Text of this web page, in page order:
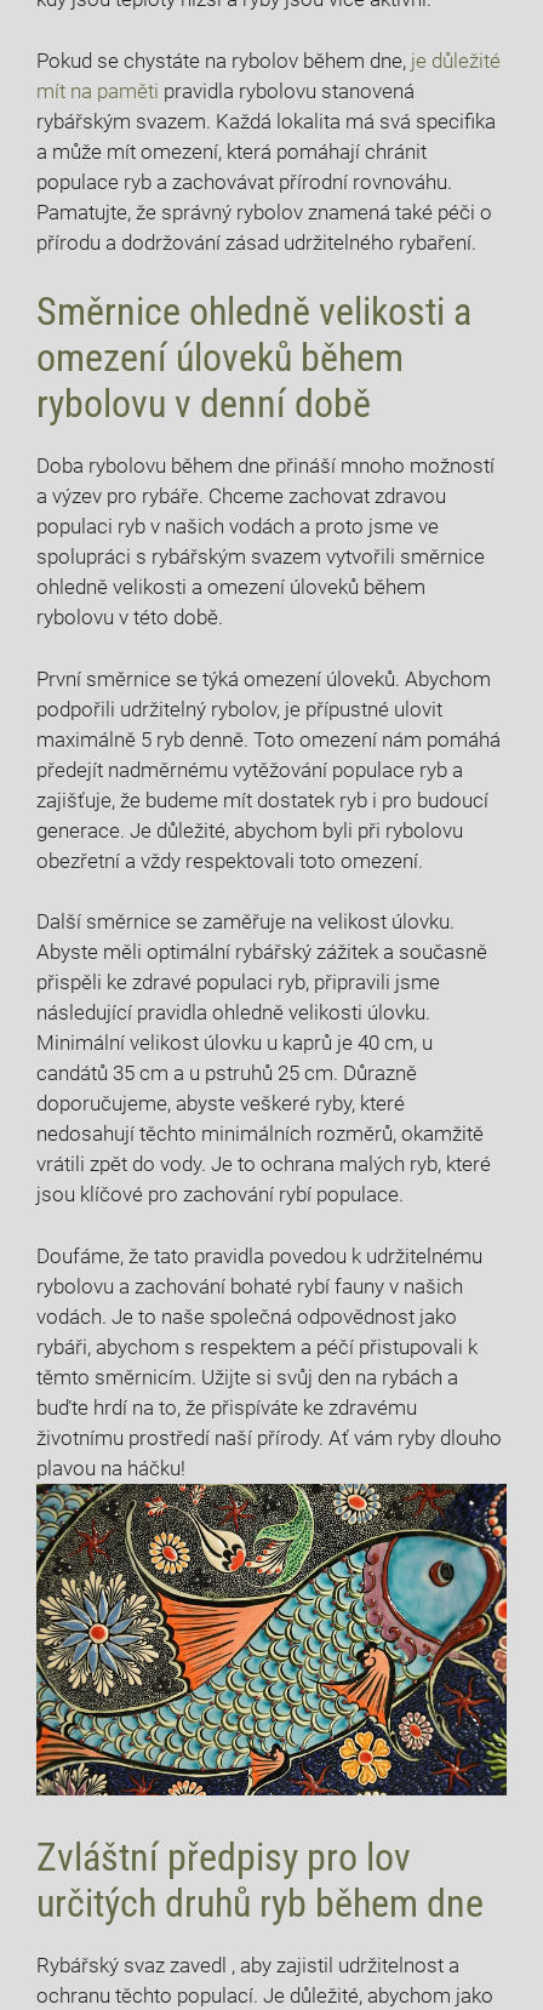
Pokud se chystáte na rybolov během‌ dne,‍ je důležité
mít‌ na paměti pravidla rybolovu stanovená
‍rybářským svazem. Každá ‍lokalita má svá specifika
a může mít ⁣omezení, která pomáhají chránit
populace ryb a ​zachovávat přírodní rovnováhu.
Pamatujte, že správný rybolov znamená ​také péči o
přírodu a dodržování‍ zásad⁣ udržitelného rybaření.
Směrnice ⁤ohledně‍ velikosti a
omezení úloveků během
rybolovu v denní době
Doba rybolovu během dne přináší mnoho možností
a výzev pro rybáře. ‍Chceme zachovat zdravou
populaci ryb ⁣v našich⁣ vodách a ⁢proto jsme ve
spolupráci s rybářským svazem ​vytvořili ‍směrnice
ohledně velikosti a omezení úloveků⁢ během
rybolovu v této​ době.
První‍ směrnice se týká ⁤omezení úloveků. Abychom
podpořili udržitelný rybolov, ⁢je přípustné ulovit
maximálně 5 ryb denně.‌ Toto omezení nám pomáhá
předejít nadměrnému vytěžování populace ryb a
‌zajišťuje, ⁢že⁢ budeme mít dostatek ryb i pro budoucí
generace. Je důležité, abychom byli⁣ při rybolovu
obezřetní a ‍vždy respektovali toto omezení.
Další⁤ směrnice ⁤se zaměřuje‌ na velikost‌ úlovku.
Abyste měli optimální rybářský zážitek a⁣ současně
přispěli ke ​zdravé populaci ryb, připravili jsme​
následující pravidla⁣ ohledně velikosti úlovku.
Minimální velikost úlovku u kaprů je 40 cm, u
candátů ​35‍ cm a u pstruhů ​25 cm. Důrazně
doporučujeme, abyste veškeré ryby, které‌
nedosahují těchto minimálních rozměrů, okamžitě ​
vrátili zpět do ⁤vody. Je to ochrana malých ‍ryb, které
⁣jsou klíčové ⁤pro zachování rybí populace.
Doufáme, že tato pravidla povedou k‍ udržitelnému⁢
rybolovu a zachování bohaté rybí fauny v našich
vodách. ⁣Je to naše‍ společná odpovědnost jako
rybáři, abychom ‌s respektem a péčí přistupovali k
těmto ​směrnicím. ‌Užijte si svůj⁢ den na rybách a
buďte hrdí na to, že přispíváte ke ‌zdravému
životnímu prostředí naší přírody. Ať vám ryby dlouho
plavou na háčku!
Zvláštní předpisy pro lov
určitých druhů‌ ryb během dne
Rybářský svaz‍ zavedl , aby zajistil udržitelnost ⁣a
ochranu těchto populací. Je důležité,‍ abychom ​jako